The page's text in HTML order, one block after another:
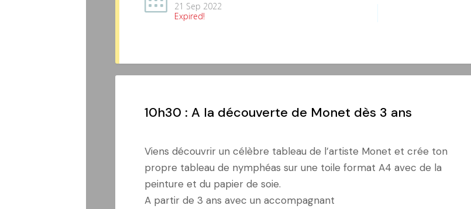
21 Sep 2022
Expired!
10h30 : A la découverte de Monet dès 3 ans
Viens découvrir un célèbre tableau de l’artiste Monet et crée ton
propre tableau de nymphéas sur une toile format A4 avec de la
peinture et du papier de soie.
A partir de 3 ans avec un accompagnant